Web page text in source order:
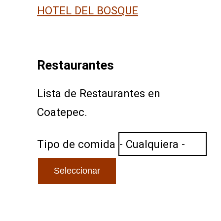
HOTEL DEL BOSQUE
Restaurantes
Lista de Restaurantes en
Coatepec.
Tipo de comida